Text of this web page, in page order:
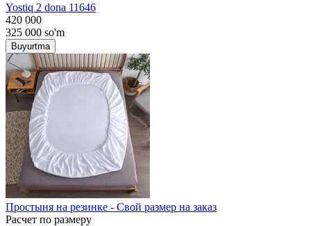
Yostiq 2 dona 11646
420 000
325 000 so'm
Buyurtma
Простыня на резинке - Свой размер на заказ
Расчет по размеру